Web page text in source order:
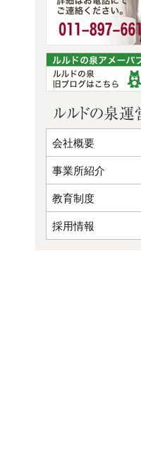
会社概要
事業所紹介
教育制度
採用情報